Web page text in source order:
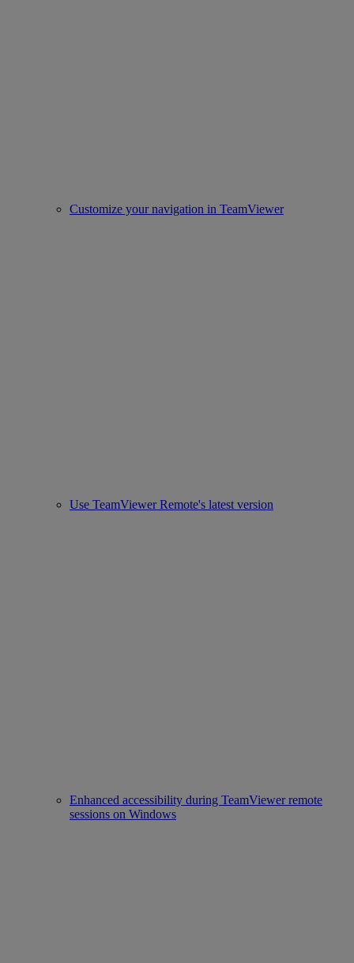
Customize your navigation in TeamViewer
Use TeamViewer Remote's latest version
Enhanced accessibility during TeamViewer remote
sessions on Windows